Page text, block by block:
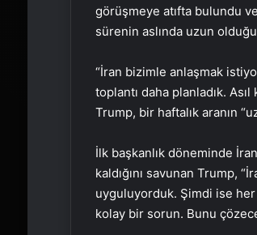
görüşmeye atıfta bulundu
sürenin aslında uzun
“İran bizimle anlaşmak
toplantı daha planladık.
Trump, bir haftalık aranın
İlk başkanlık döneminde
kaldığını savunan Trump,
uyguluyorduk. Şimdi ise
kolay bir sorun. Bunu